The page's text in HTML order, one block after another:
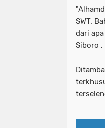
SWT.
dari
Siboro .